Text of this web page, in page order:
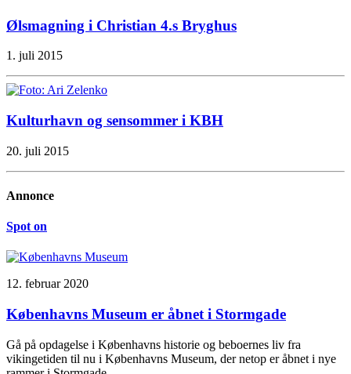
Ølsmagning i Christian 4.s Bryghus
1. juli 2015
Kulturhavn og sensommer i KBH
20. juli 2015
Annonce
Spot on
12. februar 2020
Københavns Museum er åbnet i Stormgade
Gå på opdagelse i Københavns historie og beboernes liv fra
vikingetiden til nu i Københavns Museum, der netop er åbnet i nye